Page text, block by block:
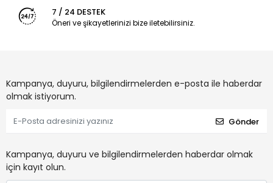
7 / 24 DESTEK
Öneri ve şikayetlerinizi bize iletebilirsiniz.
Kampanya, duyuru, bilgilendirmelerden e-posta ile haberdar
olmak istiyorum.
Gönder
Kampanya, duyuru ve bilgilendirmelerden haberdar olmak
için kayıt olun.